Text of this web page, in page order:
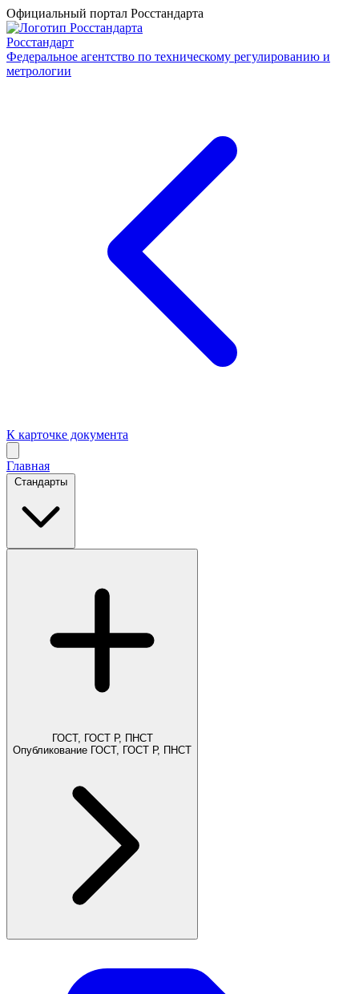
Официальный портал Росстандарта
Росстандарт
Федеральное агентство по техническому регулированию и
метрологии
К карточке документа
Главная
Стандарты
ГОСТ, ГОСТ Р, ПНСТ
Опубликование ГОСТ, ГОСТ Р, ПНСТ